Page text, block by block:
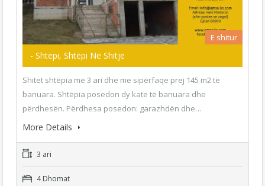
E shitur
- Shtëpi, Shtëpi Në Shitje
Shitet shtëpia me 3 ari dhe me sipërfaqe prej 145 m2 të
banuara. Shtëpia posedon dy kate të banuara dhe
përdhesën. Përdhesa posedon: garazhdën dhe…
More Details
3 ari
4 Dhomat